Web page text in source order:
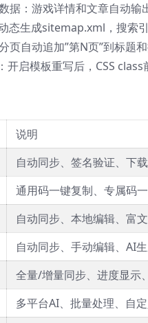
数据：游戏详情和文章自动
态生成sitemap.xml，搜索
页自动追加”第N页”到标题
开启模板重写后，CSS
说明
自动同步、签名验证、下
通用码一键复制、专属码
自动同步、本地编辑、富
自动同步、手动编辑、AI
全量/增量同步、进度显示
多平台AI、批量处理、自